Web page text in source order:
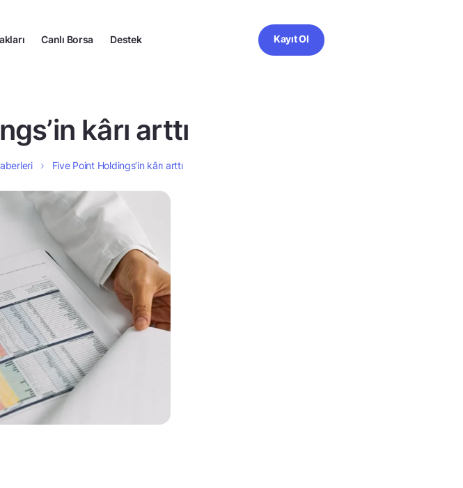
Canlı Borsa Destek Kayıt Ol
kârı arttı
Five Point Holdings’in kârı arttı